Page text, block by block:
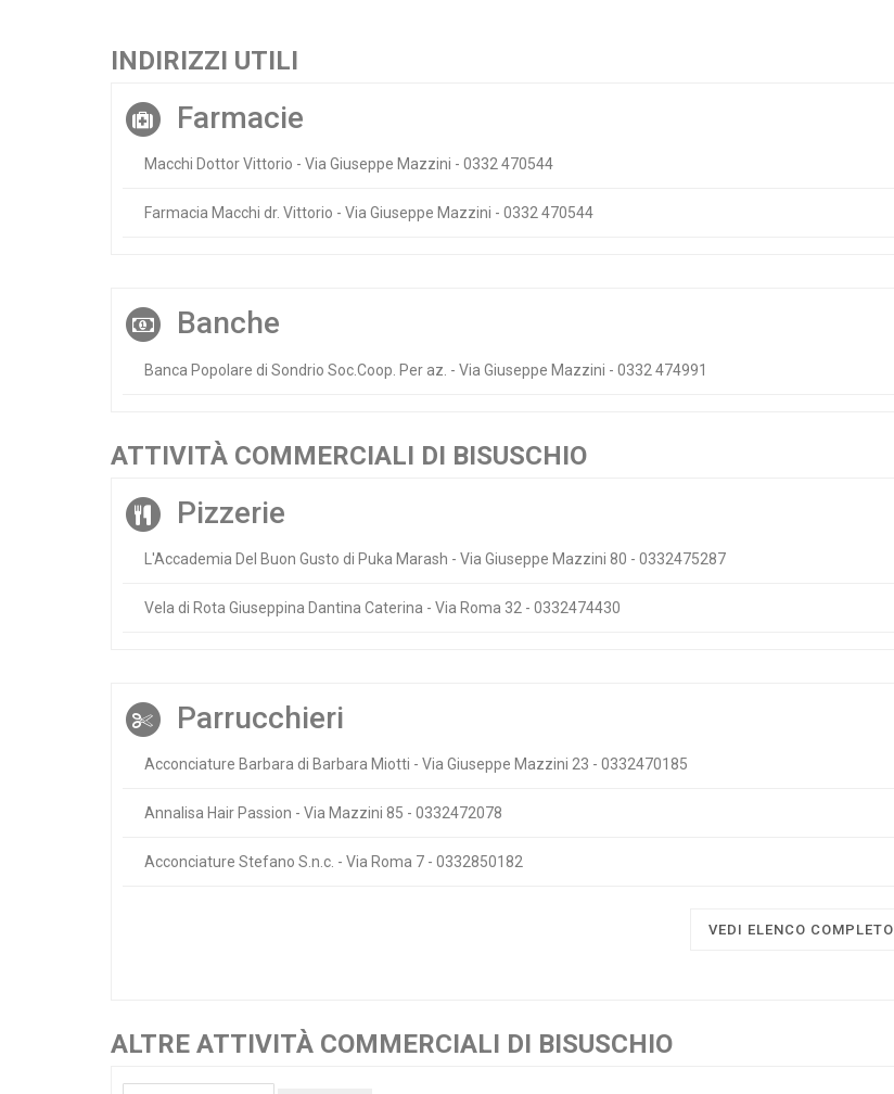
INDIRIZZI UTILI
Farmacie
Macchi Dottor Vittorio - Via Giuseppe Mazzini - 0332 470544
Farmacia Macchi dr. Vittorio - Via Giuseppe Mazzini - 0332 470544
Banche
Banca Popolare di Sondrio Soc.Coop. Per az. - Via Giuseppe Mazzini - 0332 474991
ATTIVITÀ COMMERCIALI DI BISUSCHIO
Pizzerie
L'Accademia Del Buon Gusto di Puka Marash - Via Giuseppe Mazzini 80 - 0332475287
Vela di Rota Giuseppina Dantina Caterina - Via Roma 32 - 0332474430
Parrucchieri
Acconciature Barbara di Barbara Miotti - Via Giuseppe Mazzini 23 - 0332470185
Annalisa Hair Passion - Via Mazzini 85 - 0332472078
Acconciature Stefano S.n.c. - Via Roma 7 - 0332850182
VEDI ELENCO COMPLETO
ALTRE ATTIVITÀ COMMERCIALI DI BISUSCHIO